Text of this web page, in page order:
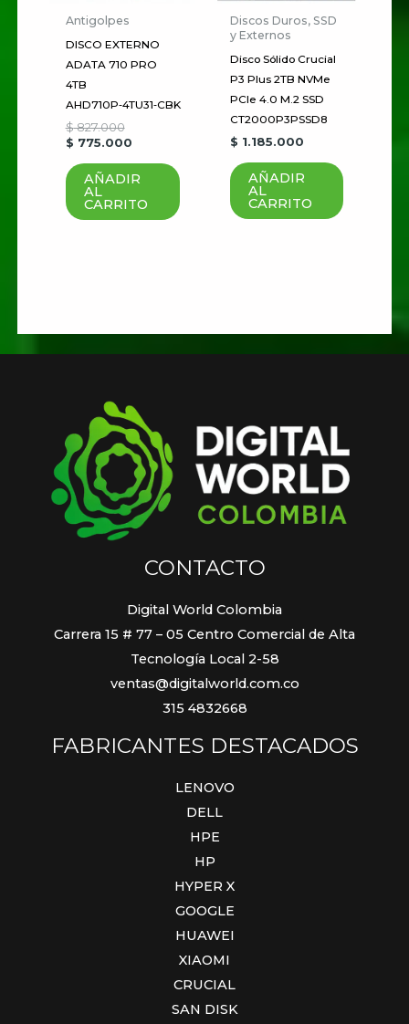
navegador para la próxima vez
que haga un comentario.
Antigolpes
DISCO EXTERNO
ADATA 710 PRO
4TB
AHD710P‑4TU31‑CBK
$827.000
$ 775.000
AÑADIR
AL
CARRITO
Discos Duros, SSD
y Externos
Disco Sólido Crucial
P3 Plus 2TB NVMe
PCIe 4.0 M.2 SSD
CT2000P3PSSD8
$ 1.185.000
AÑADIR
AL
CARRITO
CONTACTO
Digital World Colombia
Carrera 15 # 77 – 05 Centro Comercial de Alta
Tecnología Local 2-58
ventas@digitalworld.com.co
315 4832668
FABRICANTES DESTACADOS
LENOVO
DELL
HPE
HP
HYPER X
GOOGLE
HUAWEI
XIAOMI
CRUCIAL
SAN DISK